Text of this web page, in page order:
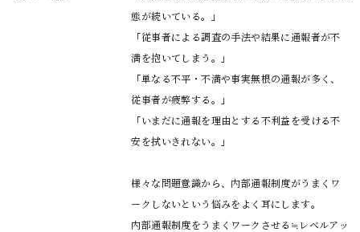
態が続いている。」
「従事者による調査の手法や結果に通報者が不
満を抱いてしまう。」
「単なる不平・不満や事実無根の通報が多く、
従事者が疲弊する。」
「いまだに通報を理由とする不利益を受ける不
安を拭いきれない。」
様々な問題意識から、内部通報制度がうまくワ
ークしないという悩みをよく耳にします。
内部通報制度をうまくワークさせる≒レベルアッ